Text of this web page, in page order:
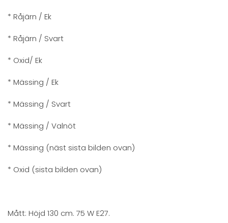
* Råjärn / Ek
* Råjärn / Svart
* Oxid/ Ek
* Mässing / Ek
* Mässing / Svart
* Mässing / Valnöt
* Mässing (näst sista bilden ovan)
* Oxid (sista bilden ovan)
Mått: Höjd 130 cm. 75 W E27.